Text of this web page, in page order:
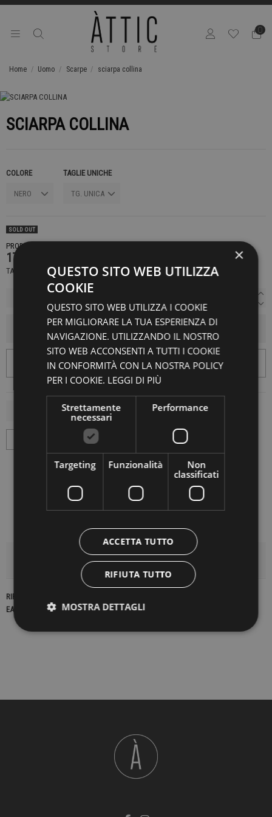
0
Home Uomo Scarpe sciarpa collina
SCIARPA COLLINA
COLORE TAGLIE UNICHE
SOLD OUT
PRODOTTO NON DISPONIBILE CONTATTACI PER SAPERE DI PIÙ
179,00 €
TASSE INCLUSE
AGGIUNGI AL CARRELLO
DETTAGLI DEL PRODOTTO
RIFERIMENTO
EAN13
2900000226555
×
QUESTO SITO WEB UTILIZZA
COOKIE
QUESTO SITO WEB UTILIZZA I COOKIE
PER MIGLIORARE LA TUA ESPERIENZA DI
NAVIGAZIONE. UTILIZZANDO IL NOSTRO
SITO WEB ACCONSENTI A TUTTI I COOKIE
IN CONFORMITÀ CON LA NOSTRA POLICY
PER I COOKIE. LEGGI DI PIÙ
Strettamente
necessari
Performance
Targeting Funzionalità
Non
classificati
ACCETTA TUTTO
RIFIUTA TUTTO
MOSTRA DETTAGLI